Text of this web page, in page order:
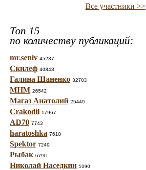
Все участники >>
Топ 15
по количеству публикаций:
mr.seniv 45237
Скилеф 40848
Галина Шаненко 32703
МНМ 26542
Магаз Анатолий 25449
Crakodil 17967
AD70 7743
haratoshka 7618
Spektor 7249
Рыбак 6790
Николай Наседкин 5090